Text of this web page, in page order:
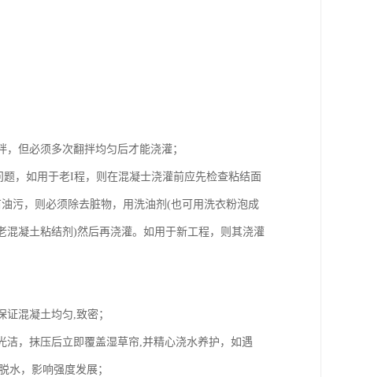
但必须多次翻拌均匀后才能浇灌；
，如用于老I程，则在混凝士浇灌前应先检查粘结面
污，则必须除去脏物，用洗油剂(也可用洗衣粉泡成
凝土粘结剂)然后再浇灌。如用于新工程，则其浇灌
混凝土均匀,致密；
，抹压后立即覆盖湿草帘,并精心浇水养护，如遇
水，影响强度发展；